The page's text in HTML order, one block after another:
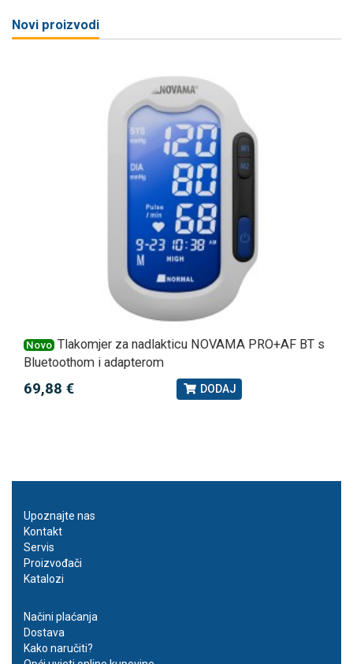
Novi proizvodi
Novo Tlakomjer za nadlakticu NOVAMA PRO+AF BT s
Bluetoothom i adapterom
69,88 € DODAJ
Upoznajte nas
Kontakt
Servis
Proizvođači
Katalozi
Načini plaćanja
Dostava
Kako naručiti?